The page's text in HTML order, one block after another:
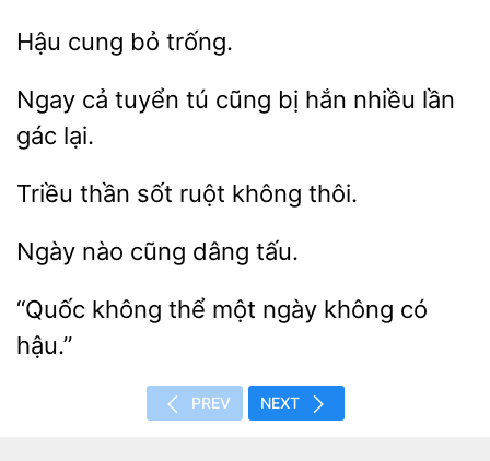
cung
cả tuyển cũng bị
nhiều lần
gác lại.
sốt ruột không
nào cũng
không thể một ngày có
PREV NEXT